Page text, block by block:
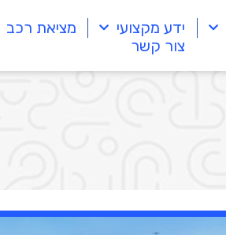
ידע מקצועי
מציאת רכב
צור קשר